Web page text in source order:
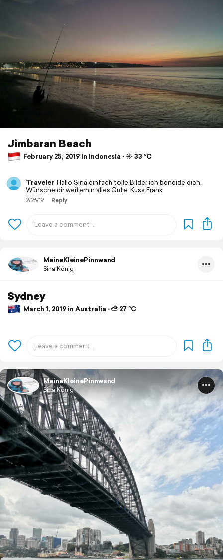
Jimbaran Beach
February 25, 2019 in Indonesia ⋅ ☀️ 33 °C
Traveler Hallo Sina einfach tolle Bilder ich beneide dich.
Wünsche dir weiterhin alles Gute. Kuss Frank
2/26/19 Reply
MeineKleinePinnwand
Sina König
Sydney
March 1, 2019 in Australia ⋅ ⛅ 27 °C
MeineKleinePinnwand
Sina König